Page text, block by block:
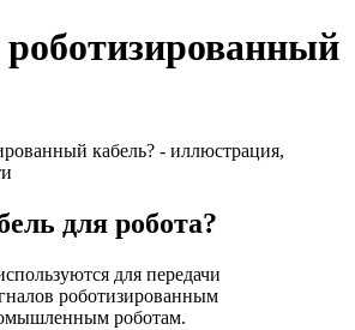
для робота?
для передачи
роботизированным
роботам.